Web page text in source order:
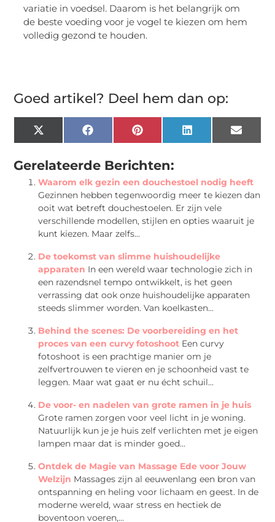
variatie in voedsel. Daarom is het belangrijk om
de beste voeding voor je vogel te kiezen om hem
volledig gezond te houden.
Goed artikel? Deel hem dan op:
X
(Twitter)
FacebookPinterestLinkedInEmail
Gerelateerde Berichten:
Waarom elk gezin een douchestoel nodig heeft
Gezinnen hebben tegenwoordig meer te kiezen dan
ooit wat betreft douchestoelen. Er zijn vele
verschillende modellen, stijlen en opties waaruit je
kunt kiezen. Maar zelfs...
De toekomst van slimme huishoudelijke
apparaten In een wereld waar technologie zich in
een razendsnel tempo ontwikkelt, is het geen
verrassing dat ook onze huishoudelijke apparaten
steeds slimmer worden. Van koelkasten...
Behind the scenes: De voorbereiding en het
proces van een curvy fotoshoot Een curvy
fotoshoot is een prachtige manier om je
zelfvertrouwen te vieren en je schoonheid vast te
leggen. Maar wat gaat er nu écht schuil...
De voor- en nadelen van grote ramen in je huis
Grote ramen zorgen voor veel licht in je woning.
Natuurlijk kun je je huis zelf verlichten met je eigen
lampen maar dat is minder goed...
Ontdek de Magie van Massage Ede voor Jouw
Welzijn Massages zijn al eeuwenlang een bron van
ontspanning en heling voor lichaam en geest. In de
moderne wereld, waar stress en hectiek de
boventoon voeren,...